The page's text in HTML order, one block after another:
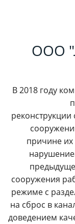
ООО
В 2018 году
причине их
сооружения
режиме с
на сброс в
доведением